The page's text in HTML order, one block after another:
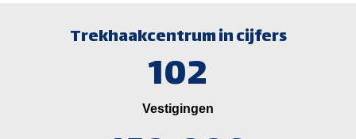
Trekhaakcentrum in cijfers
102
Vestigingen